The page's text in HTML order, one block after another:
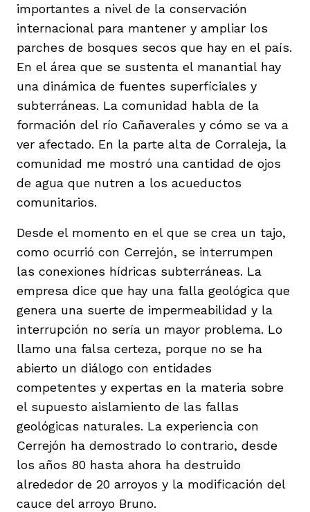
importantes a nivel de la conservación
internacional para mantener y ampliar los
parches de bosques secos que hay en el país.
En el área que se sustenta el manantial hay
una dinámica de fuentes superficiales y
subterráneas. La comunidad habla de la
formación del río Cañaverales y cómo se va a
ver afectado. En la parte alta de Corraleja, la
comunidad me mostró una cantidad de ojos
de agua que nutren a los acueductos
comunitarios.
Desde el momento en el que se crea un tajo,
como ocurrió con Cerrejón, se interrumpen
las conexiones hídricas subterráneas. La
empresa dice que hay una falla geológica que
genera una suerte de impermeabilidad y la
interrupción no sería un mayor problema. Lo
llamo una falsa certeza, porque no se ha
abierto un diálogo con entidades
competentes y expertas en la materia sobre
el supuesto aislamiento de las fallas
geológicas naturales. La experiencia con
Cerrejón ha demostrado lo contrario, desde
los años 80 hasta ahora ha destruido
alrededor de 20 arroyos y la modificación del
cauce del arroyo Bruno.